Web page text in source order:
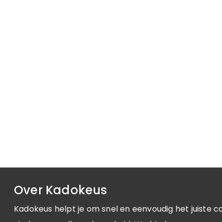
Over Kadokeus
Kadokeus helpt je om snel en eenvoudig het juiste